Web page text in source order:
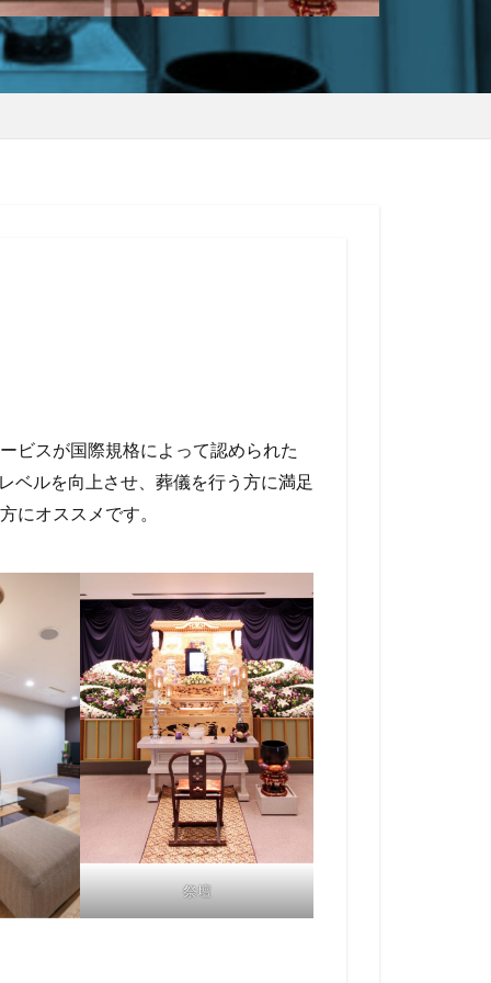
ビスが国際規格によって認められた
ベルを向上させ、葬儀を行う方に満足
にオススメです。
祭壇